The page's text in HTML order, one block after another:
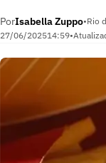
PorIsabella Zuppo•Rio
27/06/202514:59•